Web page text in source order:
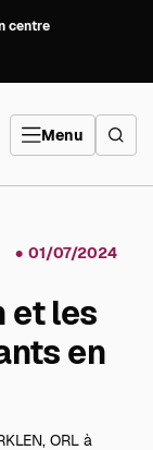
centre
Menu
01/07/2024
et les
en
ORL à